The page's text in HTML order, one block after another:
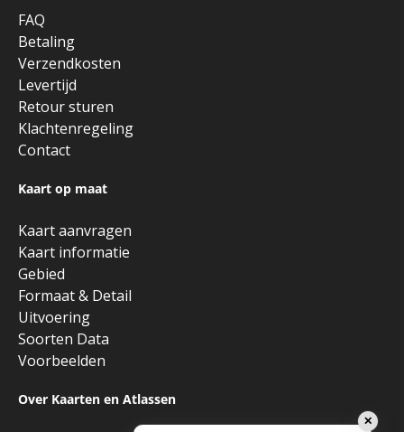
FAQ
Betaling
Verzendkosten
Levertijd
Retour sturen
Klachtenregeling
Contact
Kaart op maat
Kaart aanvragen
Kaart informatie
Gebied
Formaat & Detail
Uitvoering
Soorten Data
Voorbeelden
Over Kaarten en Atlassen
✕